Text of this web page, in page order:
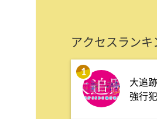
て】小声
あざとくて
最新!男女の
アクセスランキ
1
大追
強行